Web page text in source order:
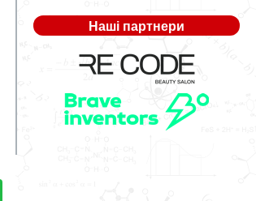
Наші партнери